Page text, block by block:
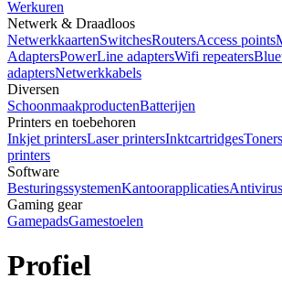
Werkuren
Netwerk & Draadloos
NetwerkkaartenSwitchesRoutersAccess points
AdaptersPowerLine adaptersWifi repeaters
adaptersNetwerkkabels
Diversen
SchoonmaakproductenBatterijen
Printers en toebehoren
Inkjet printersLaser printersInktcartridgesToners
printers
Software
BesturingssystemenKantoorapplicatiesAntivirus
Gaming gear
GamepadsGamestoelen
Profiel